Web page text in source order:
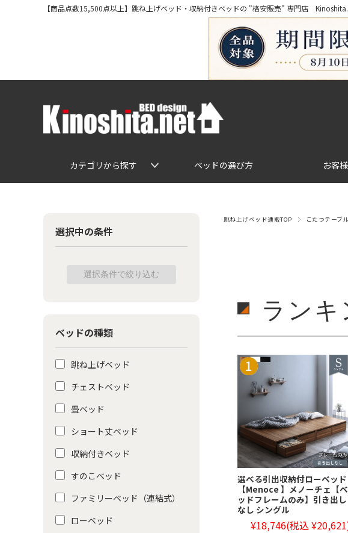
【商品点数15,500点以上】跳ね上げベッド・収納付きベッドの "格安販売" 専門店
カテゴリから探す ベッドの選び方 お客
跳ね上げベッド通販TOP こたつテーブル
ランキ
選べる引出収納付ローベッド
【Menoce 】メノーチェ【ベ
ッドフレームのみ】引き出し
なし シングル
¥18,746(税込
選択中の条件
ベッドの種類
跳ね上げベッド
チェストベッド
畳ベッド
ショート丈ベッド
収納付きベッド
すのこベッド
ファミリーベッド（連結式）
ローベッド